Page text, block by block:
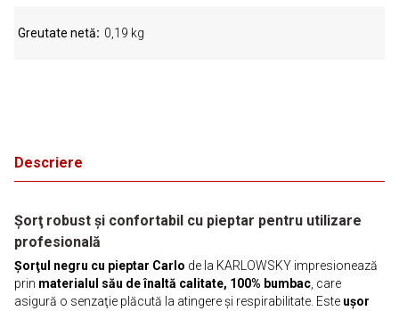
Descriere
Şorţ robust şi confortabil cu pieptar pentru utilizare
profesională
Şorţul negru cu pieptar Carlo de la KARLOWSKY impresionează
prin materialul său de înaltă calitate, 100% bumbac , care
asigură o senzaţie plăcută la atingere şi respirabilitate. Este uşor
Greutate netă 0,19 kg